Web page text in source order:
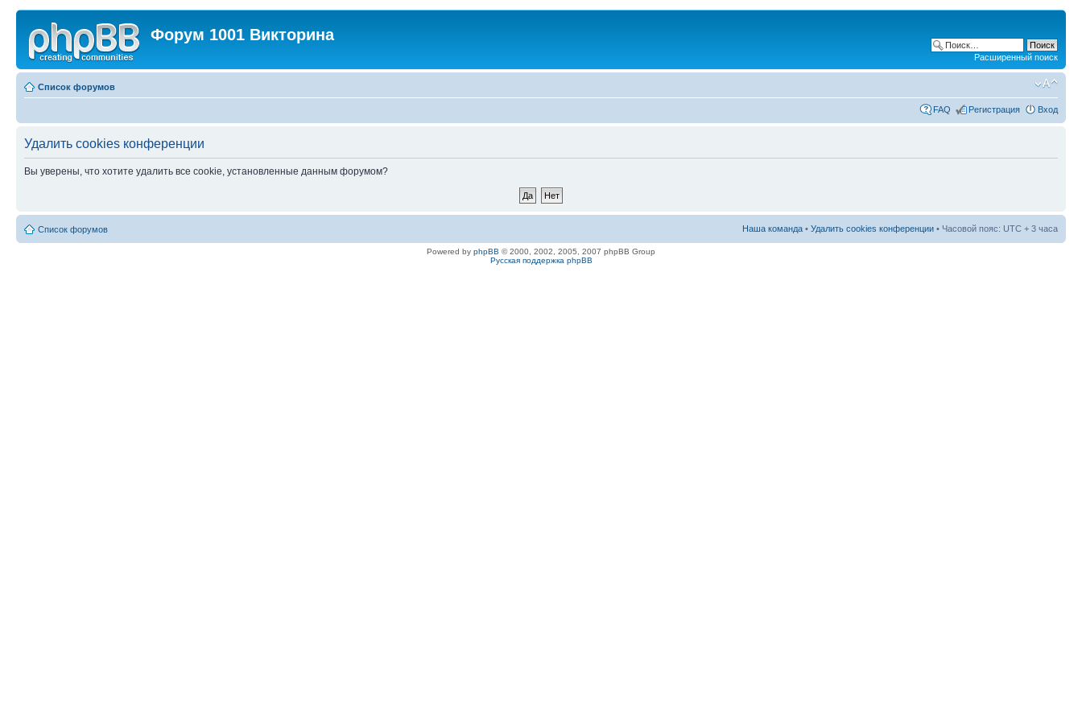
Форум 1001 Викторина
Расширенный поиск
Список форумов
FAQ Регистрация Вход
Удалить cookies конференции
Вы уверены, что хотите удалить все cookie, установленные данным форумом?
Список форумов Наша команда • Удалить cookies конференции • Часовой пояс: UTC + 3 часа
Powered by phpBB © 2000, 2002, 2005, 2007 phpBB Group
Русская поддержка phpBB